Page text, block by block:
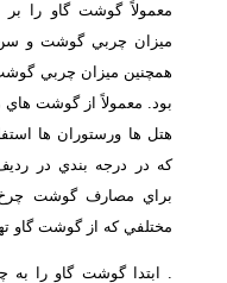
معمولاً گوشت گاو را
ميزان چربي گوشت و
همچنين ميزان چربي
بود. معمولاً از گوشت هاي
هتل ها ورستوران ها
كه در درجه بندي در
براي مصارف گوشت
مختلفي كه از گوشت گاو
. ابتدا گوشت گاو را